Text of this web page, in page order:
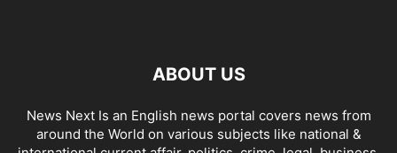
ABOUT US
News Next Is an English news portal covers news from
around the World on various subjects like national &